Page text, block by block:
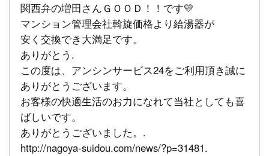
関西弁の増田さんＧＯＯＤ！！です💛
マンション管理会社斡旋価格より給湯器が
安く交換でき大満足です。
ありがとう.
この度は、アンシンサービス24をご利用頂き誠に
ありがとうございます。
お客様の快適生活のお力になれて当社としても喜
ばしいです。
ありがとうございました。.
http://nagoya-suidou.com/news/?p=31481.